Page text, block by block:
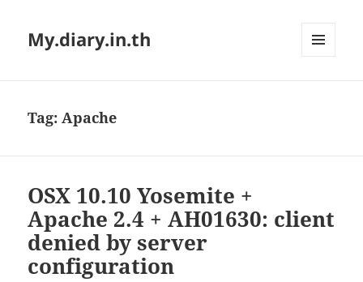
My.diary.in.th
Tag:Apache
OSX 10.10 Yosemite +
Apache 2.4 + AH01630: client
denied by server
configuration